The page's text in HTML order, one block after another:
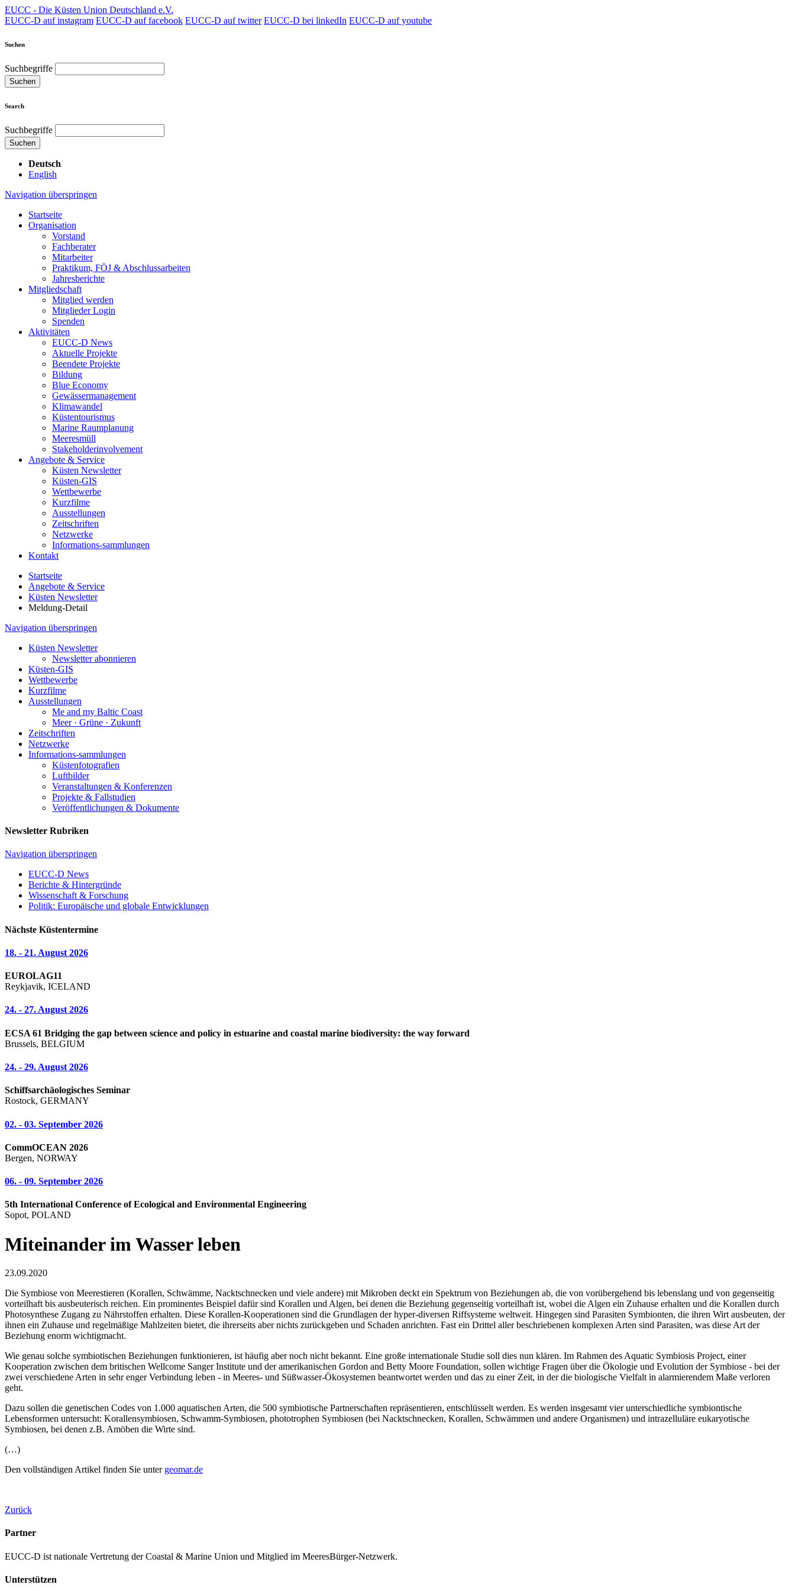
EUCC - Die Küsten Union Deutschland e.V.
EUCC-D auf instagram EUCC-D auf facebook EUCC-D auf twitter EUCC-D bei linkedIn EUCC-D auf youtube
Suchen
Suchbegriffe
Suchen
Search
Suchbegriffe
Suchen
Deutsch
English
Navigation überspringen
Startseite
Organisation
Vorstand
Fachberater
Mitarbeiter
Praktikum, FÖJ & Abschlussarbeiten
Jahresberichte
Mitgliedschaft
Mitglied werden
Mitglieder Login
Spenden
Aktivitäten
EUCC-D News
Aktuelle Projekte
Beendete Projekte
Bildung
Blue Economy
Gewässermanagement
Klimawandel
Küstentourismus
Marine Raumplanung
Meeresmüll
Stakeholderinvolvement
Angebote & Service
Küsten Newsletter
Küsten-GIS
Wettbewerbe
Kurzfilme
Ausstellungen
Zeitschriften
Netzwerke
Informations-sammlungen
Kontakt
Startseite
Angebote & Service
Küsten Newsletter
Meldung-Detail
Navigation überspringen
Küsten Newsletter
Newsletter abonnieren
Küsten-GIS
Wettbewerbe
Kurzfilme
Ausstellungen
Me and my Baltic Coast
Meer · Grüne · Zukunft
Zeitschriften
Netzwerke
Informations-sammlungen
Küstenfotografien
Luftbilder
Veranstaltungen & Konferenzen
Projekte & Fallstudien
Veröffentlichungen & Dokumente
Newsletter Rubriken
Navigation überspringen
EUCC-D News
Berichte & Hintergründe
Wissenschaft & Forschung
Politik: Europäische und globale Entwicklungen
Nächste Küstentermine
18. - 21. August 2026
EUROLAG11
Reykjavik, ICELAND
24. - 27. August 2026
ECSA 61 Bridging the gap between science and policy in estuarine and coastal marine biodiversity: the way forward
Brussels, BELGIUM
24. - 29. August 2026
Schiffsarchäologisches Seminar
Rostock, GERMANY
02. - 03. September 2026
CommOCEAN 2026
Bergen, NORWAY
06. - 09. September 2026
5th International Conference of Ecological and Environmental Engineering
Sopot, POLAND
Miteinander im Wasser leben
23.09.2020
Die Symbiose von Meerestieren (Korallen, Schwämme, Nacktschnecken und viele andere) mit Mikroben deckt ein Spektrum von Beziehungen ab, die von vorübergehend bis lebenslang und von gegenseitig
vorteilhaft bis ausbeuterisch reichen. Ein prominentes Beispiel dafür sind Korallen und Algen, bei denen die Beziehung gegenseitig vorteilhaft ist, wobei die Algen ein Zuhause erhalten und die Korallen durch
Photosynthese Zugang zu Nährstoffen erhalten. Diese Korallen-Kooperationen sind die Grundlagen der hyper-diversen Riffsysteme weltweit. Hingegen sind Parasiten Symbionten, die ihren Wirt ausbeuten, der
ihnen ein Zuhause und regelmäßige Mahlzeiten bietet, die ihrerseits aber nichts zurückgeben und Schaden anrichten. Fast ein Drittel aller beschriebenen komplexen Arten sind Parasiten, was diese Art der
Beziehung enorm wichtigmacht.
Wie genau solche symbiotischen Beziehungen funktionieren, ist häufig aber noch nicht bekannt. Eine große internationale Studie soll dies nun klären. Im Rahmen des Aquatic Symbiosis Project, einer
Kooperation zwischen dem britischen Wellcome Sanger Institute und der amerikanischen Gordon and Betty Moore Foundation, sollen wichtige Fragen über die Ökologie und Evolution der Symbiose - bei der
zwei verschiedene Arten in sehr enger Verbindung leben - in Meeres- und Süßwasser-Ökosystemen beantwortet werden und das zu einer Zeit, in der die biologische Vielfalt in alarmierendem Maße verloren
geht.
Dazu sollen die genetischen Codes von 1.000 aquatischen Arten, die 500 symbiotische Partnerschaften repräsentieren, entschlüsselt werden. Es werden insgesamt vier unterschiedliche symbiontische
Lebensformen untersucht: Korallensymbiosen, Schwamm-Symbiosen, phototrophen Symbiosen (bei Nacktschnecken, Korallen, Schwämmen und andere Organismen) und intrazelluläre eukaryotische
Symbiosen, bei denen z.B. Amöben die Wirte sind.
(…)
Den vollständigen Artikel finden Sie unter geomar.de
Zurück
Partner
EUCC-D ist nationale Vertretung der Coastal & Marine Union und Mitglied im MeeresBürger-Netzwerk.
Unterstützen